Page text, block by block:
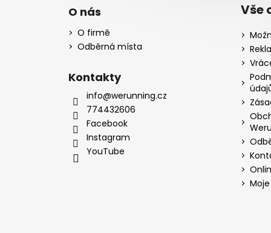
O nás
O firmě
Odběrná místa
Kontakty
info@werunning.cz
774432606
Facebook
Instagram
YouTube
Vše